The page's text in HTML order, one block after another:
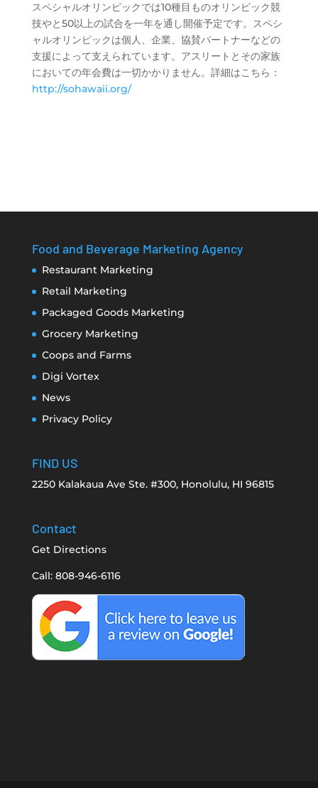
スペシャルオリンピックでは10種目ものオリンピック競
技やと50以上の試合を一年を通し開催予定です。スペシ
ャルオリンピックは個人、企業、協賛パートナーなどの
支援によって支えられています。アスリートとその家族
においての年会費は一切かかりません。詳細はこちら：
http://sohawaii.org/
Food and Beverage Marketing Agency
Restaurant Marketing
Retail Marketing
Packaged Goods Marketing
Grocery Marketing
Coops and Farms
Digi Vortex
News
Privacy Policy
FIND US
2250 Kalakaua Ave Ste. #300, Honolulu, HI 96815
Contact
Get Directions
Call: 808-946-6116